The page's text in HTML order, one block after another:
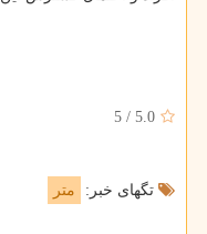
5.0
/
5
تگهای خبر: متر